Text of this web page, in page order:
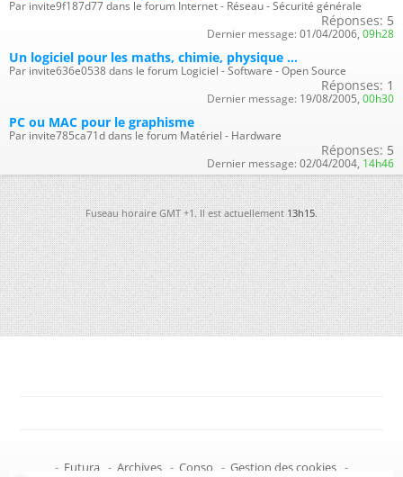
Par invite9f187d77 dans le forum Internet - Réseau - Sécurité générale
Réponses: 5
Dernier message: 01/04/2006, 09h28
Un logiciel pour les maths, chimie, physique ...
Par invite636e0538 dans le forum Logiciel - Software - Open Source
Réponses: 1
Dernier message: 19/08/2005, 00h30
PC ou MAC pour le graphisme
Par invite785ca71d dans le forum Matériel - Hardware
Réponses: 5
Dernier message: 02/04/2004, 14h46
Fuseau horaire GMT +1. Il est actuellement13h15.
- Futura - Archives - Conso - Gestion des cookies -